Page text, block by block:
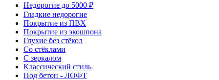
Недорогие до 5000 ₽
Гладкие недорогие
Покрытие из ПВХ
Покрытие из экошпона
Глухие без стёкол
Со стёклами
С зеркалом
Классический стиль
Под бетон - ЛОФТ